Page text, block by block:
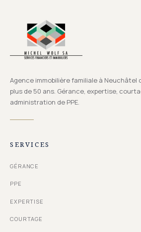
Agence immobilière familiale à Neuchâtel
plus de 50 ans. Gérance, expertise,
administration de PPE.
SERVICES
GÉRANCE
PPE
EXPERTISE
COURTAGE